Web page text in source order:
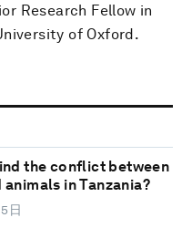
Research Fellow in
of Oxford.
the conflict between
in Tanzania?
日